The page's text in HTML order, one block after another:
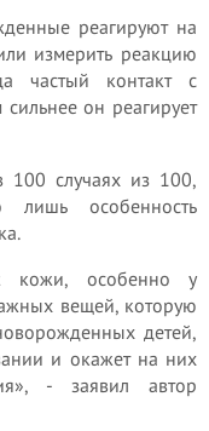
реагируют на
измерить реакцию
частый контакт с
он реагирует
100 случаях из 100,
лишь особенность
кожи, особенно у
вещей, которую
детей,
и окажет на них
- заявил автор